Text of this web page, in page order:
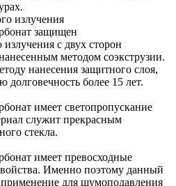
излучения
защищен
излучения с двух сторон
методом соэкструзии.
нанесения защитного слоя,
долговечность более 15 лет.
имеет светопропускание
служит прекрасным
стекла.
имеет превосходные
Именно поэтому данный
для шумоподавления